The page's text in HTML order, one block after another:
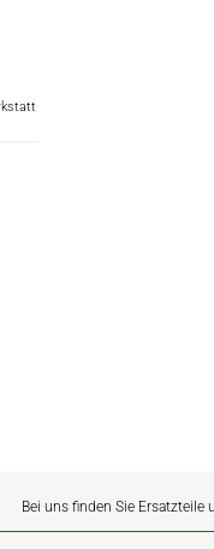
Bei uns finden Sie